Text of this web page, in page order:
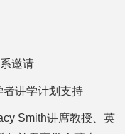
邀请
者讲学计划支持
Smith讲席教授、英